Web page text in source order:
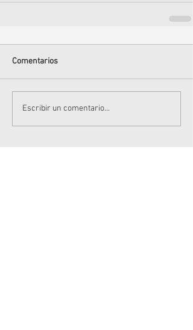
Comentarios
Escribir un comentario...